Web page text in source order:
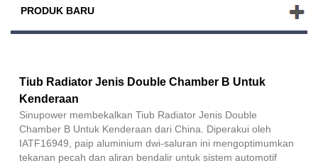
PRODUK BARU
Tiub Radiator Jenis Double Chamber B Untuk
Kenderaan
Sinupower membekalkan Tiub Radiator Jenis Double
Chamber B Untuk Kenderaan dari China. Diperakui oleh
IATF16949, paip aluminium dwi-saluran ini mengoptimumkan
tekanan pecah dan aliran bendalir untuk sistem automotif